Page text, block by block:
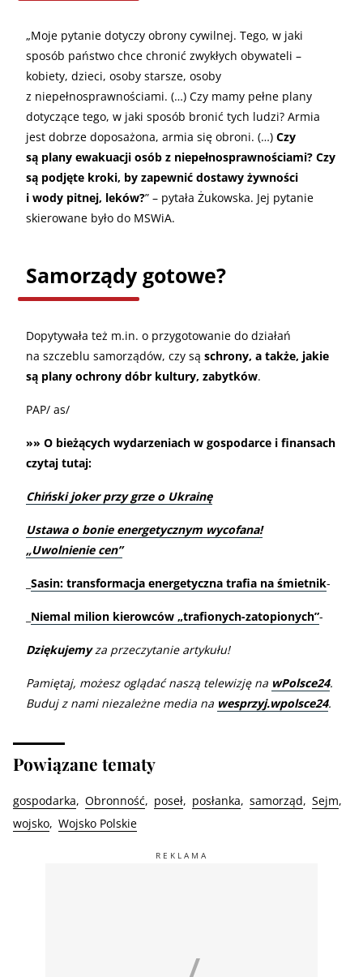
„Moje pytanie dotyczy obrony cywilnej. Tego, w jaki
sposób państwo chce chronić zwykłych obywateli –
kobiety, dzieci, osoby starsze, osoby
z niepełnosprawnościami. (…) Czy mamy pełne plany
dotyczące tego, w jaki sposób bronić tych ludzi? Armia
jest dobrze doposażona, armia się obroni. (…) Czy
są plany ewakuacji osób z niepełnosprawnościami? Czy
są podjęte kroki, by zapewnić dostawy żywności
i wody pitnej, leków?” – pytała Żukowska. Jej pytanie
skierowane było do MSWiA.
Samorządy gotowe?
Dopytywała też m.in. o przygotowanie do działań
na szczeblu samorządów, czy są schrony, a także, jakie
są plany ochrony dóbr kultury, zabytków.
PAP/ as/
»» O bieżących wydarzeniach w gospodarce i finansach
czytaj tutaj:
Chiński joker przy grze o Ukrainę
Ustawa o bonie energetycznym wycofana!
„Uwolnienie cen”
Sasin: transformacja energetyczna trafia na śmietnik-
Niemal milion kierowców „trafionych-zatopionych”-
Dziękujemyza przeczytanie artykułu!
Pamiętaj, możesz oglądać naszą telewizję na wPolsce24.
Buduj z nami niezależne media na wesprzyj.wpolsce24.
Powiązane tematy
gospodarka Obronność poseł posłanka samorząd
Sejm
wojsko Wojsko Polskie